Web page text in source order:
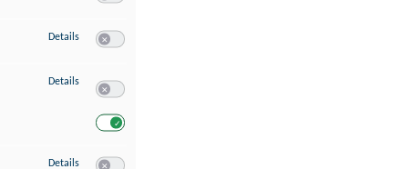
Details zu Verwendung von Profilen zur Auswahl personalisierter Werbung
Details zu Messung der Werbeleistung
Details zu Messung der Performance von Inhalten